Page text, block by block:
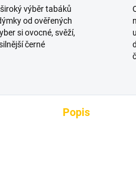
výběr tabáků
od ověřených
si ovocné, svěží,
černé
Popis